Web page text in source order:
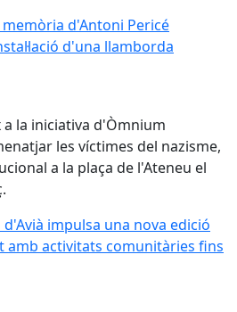
d'Antoni Pericé
d'Antoni Pericé
d'una llamborda
la iniciativa d'Òmnium
les víctimes del nazisme,
a la plaça de l'Ateneu el
d'Avià impulsa una nova edició
impulsa una nova edició
amb activitats comunitàries fins